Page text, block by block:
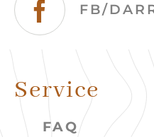
FB/
Service
FAQ